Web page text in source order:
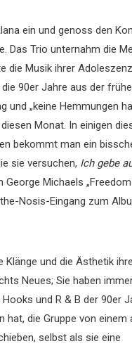
ein und genoss den
Das Trio unternahm die
die Musik ihrer
90er Jahre aus der
und „keine Hemmungen
diesen Monat. In einigen
bekommt man ein
sie versuchen, Ich gebe
Michaels
Nosis-Eingang zum
Klänge und die Ästhetik
Neues; Sie haben
und R & B der 90er
hat, die Gruppe von einem
selbst als sie eine